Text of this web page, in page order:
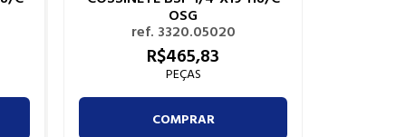
OSG
ref. 3320.05020
R$465,83
PEÇAS
COMPRAR